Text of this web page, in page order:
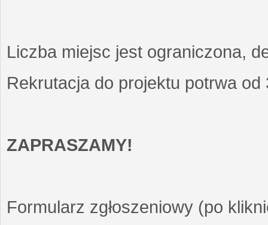
Liczba miejsc jest ograniczona,
Rekrutacja do projektu potrwa
ZAPRASZAMY!
Formularz zgłoszeniowy (po